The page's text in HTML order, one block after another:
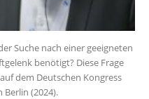
Suche nach einer geeigneten
benötigt? Diese Frage
dem Deutschen Kongress
(2024).